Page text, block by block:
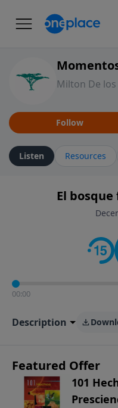
Milton De
Follow
Listen Resources
El
00:00
Description
Featured Offer
101